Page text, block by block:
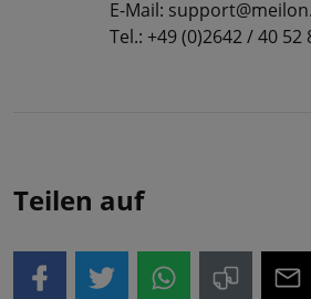
E-Mail:
Tel.: +49 (0)2642 / 40 52
Teilen auf